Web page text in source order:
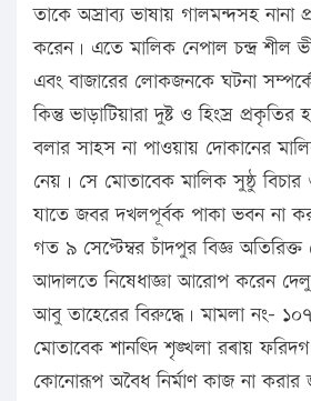
তাকে অস্রাব্য ভাষায় গালমন্দসহ নানা
করেন। এতে মালিক নেপাল চন্দ্র শীল
এবং বাজারের লোকজনকে ঘটনা
কিন্তু ভাড়াটিয়ারা দুষ্ট ও হিংস্র
বলার সাহস না পাওয়ায় দোকানের
নেয়। সে মোতাবেক মালিক সুষ্ঠু
যাতে জবর দখলপূর্বক পাকা ভবন না
গত ৯ সেপ্টেম্বর চাঁদপুর বিজ্ঞ অতিরিক্ত
আদালতে নিষেধাজ্ঞা আরোপ করেন
আবু তাহেরের বিরুদ্ধে। মামলা নং-
মোতাবেক শানত্দি শৃঙ্খলা রৰায়
কোনোরূপ অবৈধ নির্মাণ কাজ না করার